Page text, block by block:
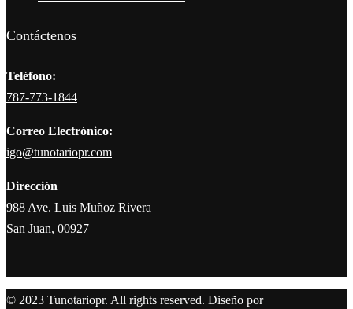
Contáctenos
Teléfono:
787-773-1844
Correo Electrónico:
igo@tunotariopr.com
Dirección
988 Ave. Luis Muñoz Rivera
San Juan, 00927
© 2023 Tunotariopr. All rights reserved. Diseño por